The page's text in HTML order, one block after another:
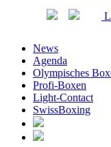
News
Agenda
Olympisches
Profi-Boxen
Light-Contact
SwissBoxing